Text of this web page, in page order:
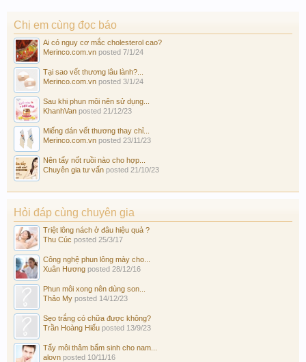
Chị em cùng đọc báo
Ai có nguy cơ mắc cholesterol cao?
Merinco.com.vn posted 7/1/24
Tại sao vết thương lâu lành?...
Merinco.com.vn posted 3/1/24
Sau khi phun môi nên sử dụng...
KhanhVan posted 21/12/23
Miếng dán vết thương thay chỉ...
Merinco.com.vn posted 23/11/23
Nên tẩy nốt ruồi nào cho hợp...
Chuyên gia tư vấn posted 21/10/23
Hỏi đáp cùng chuyên gia
Triệt lông nách ở đâu hiệu quả ?
Thu Cúc posted 25/3/17
Công nghệ phun lông mày cho...
Xuân Hương posted 28/12/16
Phun môi xong nên dùng son...
Thảo My posted 14/12/23
Sẹo trắng có chữa được không?
Trần Hoàng Hiếu posted 13/9/23
Tẩy môi thâm bẩm sinh cho nam...
alovn posted 10/11/16